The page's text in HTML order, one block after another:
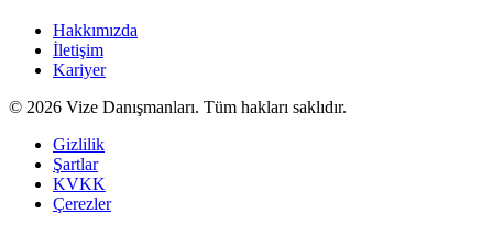
Hakkımızda
İletişim
Kariyer
© 2026 Vize Danışmanları. Tüm hakları saklıdır.
Gizlilik
Şartlar
KVKK
Çerezler